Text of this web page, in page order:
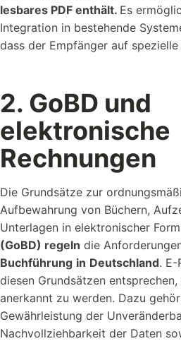
lesbares PDF enthält. Es
Integration in bestehende
dass der Empfänger auf
2. GoBD und
elektronische
Rechnungen
Die Grundsätze zur
Aufbewahrung von Büchern,
Unterlagen in elektronischer
(GoBD) regeln die
Buchführung in Deutschland. E-
diesen Grundsätzen
anerkannt zu werden. Dazu
Gewährleistung der
Nachvollziehbarkeit der Daten